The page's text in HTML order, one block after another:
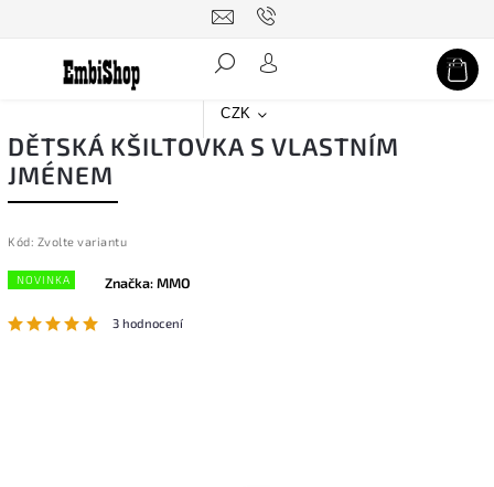
CZK
Hledat
DĚTSKÁ KŠILTOVKA S VLASTNÍM
JMÉNEM
Kód: Zvolte variantu
NOVINKA
3 hodnocení
Značka:MMO